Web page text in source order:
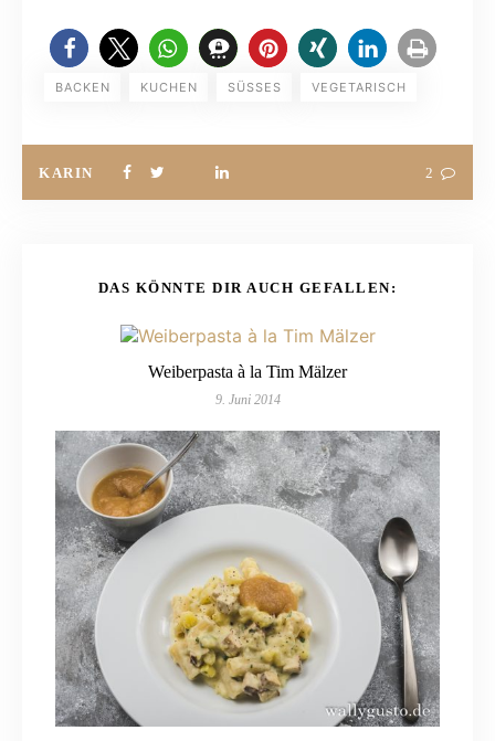
BACKEN KUCHEN SÜSSES VEGETARISCH
KARIN 2
DAS KÖNNTE DIR AUCH GEFALLEN:
Weiberpasta à la Tim Mälzer
9. Juni 2014